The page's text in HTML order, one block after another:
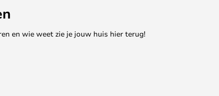
en wie weet zie je jouw huis hier terug!